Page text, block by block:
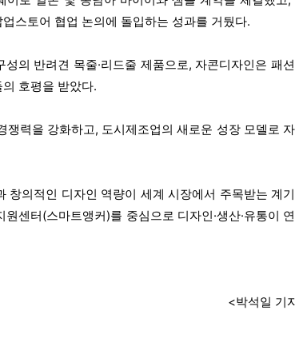
스토어 협업 논의에 돌입하는 성과를 거뒀다.
의 반려견 목줄·리드줄 제품으로, 자콘디자인은 패
호평을 받았다.
력을 강화하고, 도시제조업의 새로운 성장 모델로
창의적인 디자인 역량이 세계 시장에서 주목받는 계
센터(스마트앵커)를 중심으로 디자인·생산·유통이
<박석일 기